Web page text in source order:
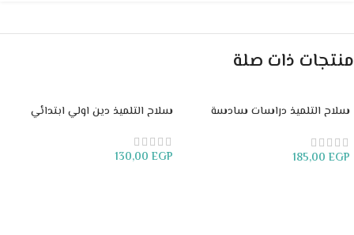
منتجات ذات صلة
سلاح التلميذ دراسات سادسة
185,00 EGP
سلاح التلميذ دين اولي ابتدائي
130,00 EGP